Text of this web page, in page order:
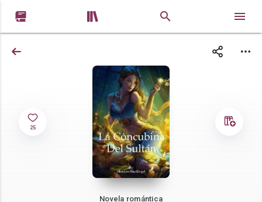
 
25
Novela romántica